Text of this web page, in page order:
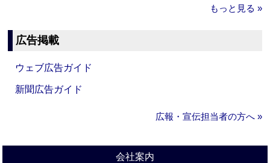
もっと見る »
広告掲載
ウェブ広告ガイド
新聞広告ガイド
広報・宣伝担当者の方へ »
会社案内